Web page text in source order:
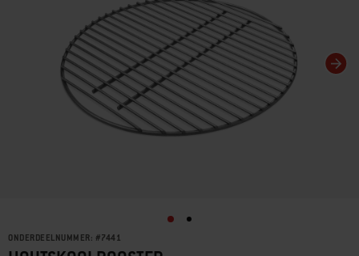
ONDERDEELNUMMER: #7441